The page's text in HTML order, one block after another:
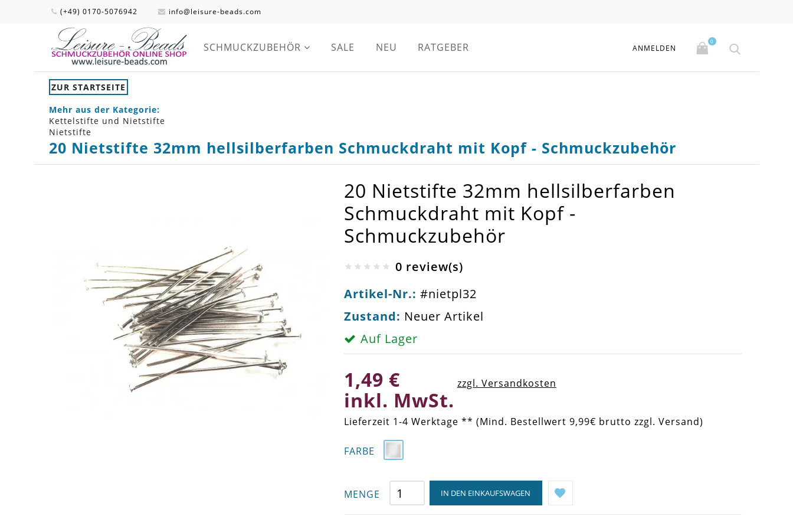
(+49) 0170-5076942 info@leisure-beads.com
SCHMUCKZUBEHÖR SALE NEU RATGEBER ANMELDEN
0
ZUR STARTSEITE
Mehr aus der Kategorie:
Kettelstifte und Nietstifte
Nietstifte
20 Nietstifte 32mm hellsilberfarben Schmuckdraht mit Kopf - Schmuckzubehör
20 Nietstifte 32mm hellsilberfarben
Schmuckdraht mit Kopf -
Schmuckzubehör
0 review(s)
Artikel-Nr.: #nietpl32
Zustand: Neuer Artikel
Auf Lager
1,49 €
inkl. MwSt.
zzgl. Versandkosten
Lieferzeit 1-4 Werktage ** (Mind. Bestellwert 9,99€ brutto zzgl. Versand)
FARBE
MENGE IN DEN EINKAUFSWAGEN